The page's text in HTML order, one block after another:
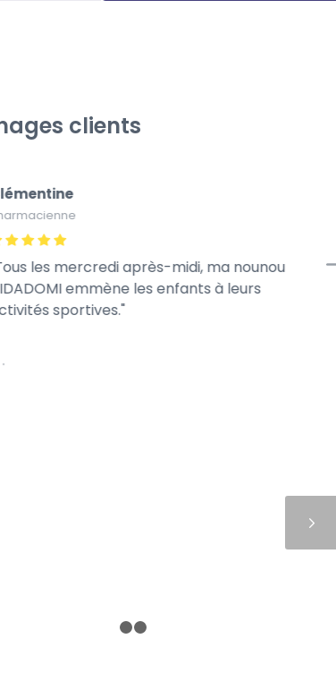
clients
les mercredi après-midi, ma nounou
emmène les enfants à leurs
sportives.